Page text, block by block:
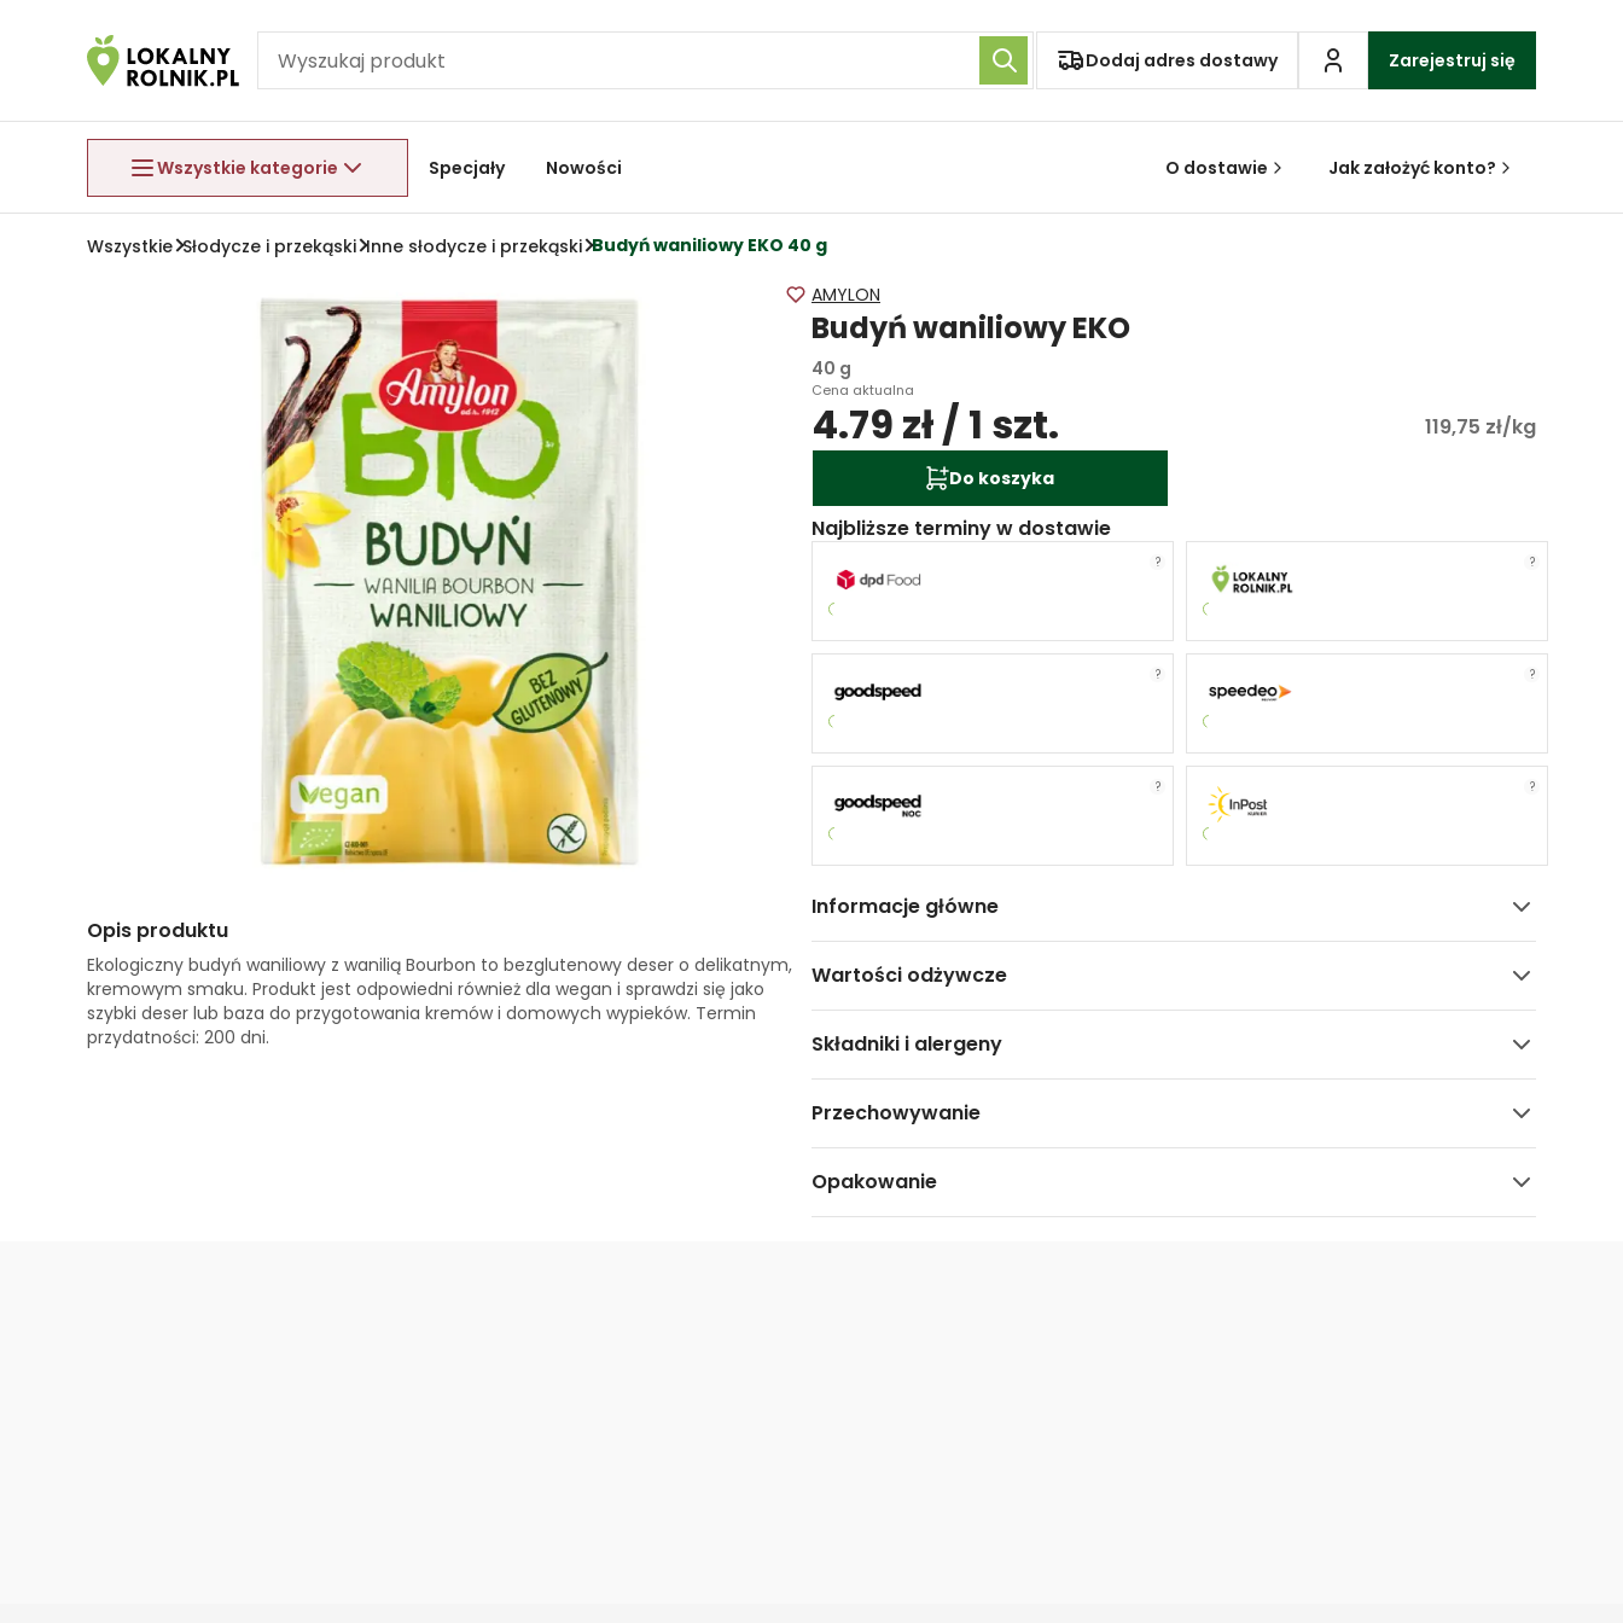
Dodaj adres dostawy Zarejestruj się
Wszystkie kategorie
Aby wyjść z menu, naciśnij przycisk Esc.
Specjały
Nowości O dostawie Jak założyć konto?
Wszystkie Słodycze i przekąski Inne słodycze i przekąski Budyń waniliowy EKO 40 g
Opis produktu
Ekologiczny budyń waniliowy z wanilią Bourbon to bezglutenowy deser o delikatnym,
kremowym smaku. Produkt jest odpowiedni również dla wegan i sprawdzi się jako
szybki deser lub baza do przygotowania kremów i domowych wypieków. Termin
przydatności: 200 dni.
AMYLON
Budyń waniliowy EKO
40 g
Cena aktualna
4.79 zł / 1 szt. 119,75 zł/kg
Do koszyka
Najbliższe terminy w dostawie
? ?
? ?
? ?
Informacje główne
Wartości odżywcze
Składniki i alergeny
Przechowywanie
Opakowanie